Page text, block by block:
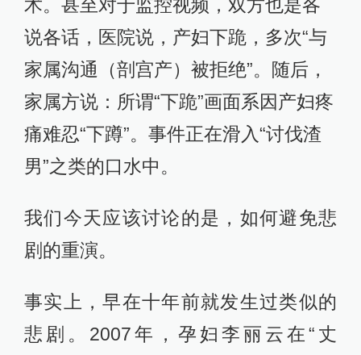
术。甚至对于监控视频，双方也是各
说各话，医院说，产妇下跪，多次“与
家属沟通（剖宫产）被拒绝”。随后，
家属方说：所谓“下跪”画面系因产妇疼
痛难忍“下蹲”。事件正在滑入“讨伐渣
男”之类的口水中。
我们今天应该讨论的是，如何避免悲
剧的重演。
事实上，早在十年前就发生过类似的
悲剧。2007年，孕妇李丽云在“丈